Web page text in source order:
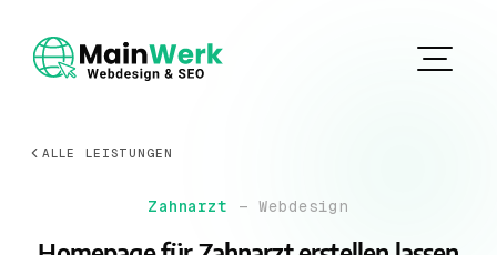
ALLE LEISTUNGEN
Zahnarzt — Webdesign